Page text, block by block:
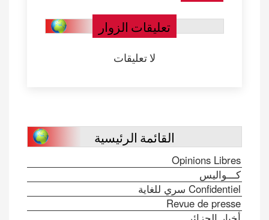
تعليقات الزوار
لا تعليقات
القائمة الرئيسية
Opinions Libres
كـــواليس
Confidentiel سري للغاية
Revue de presse